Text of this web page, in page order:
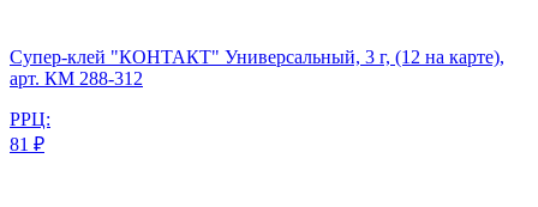
Супер-клей "КОНТАКТ" Универсальный, 3 г, (12 на карте),
арт. КМ 288-312
РРЦ:
81 ₽